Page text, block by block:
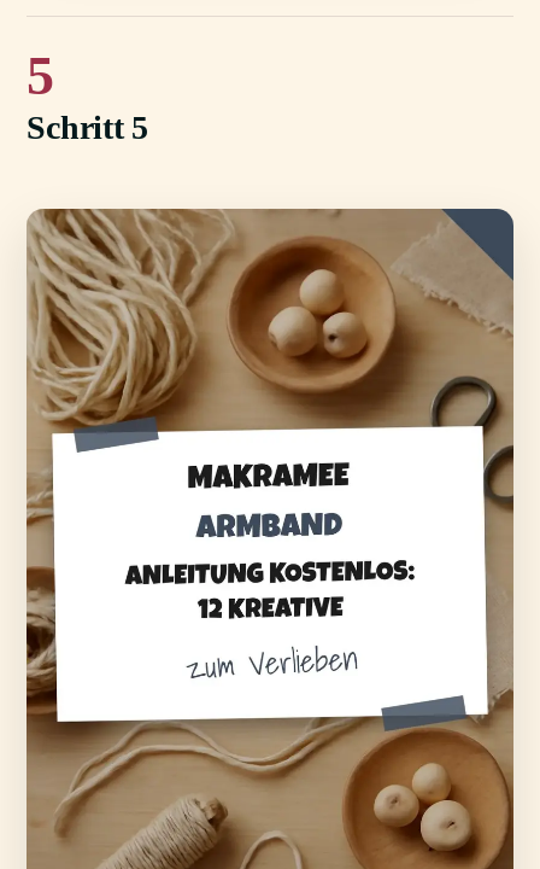
5
Schritt 5